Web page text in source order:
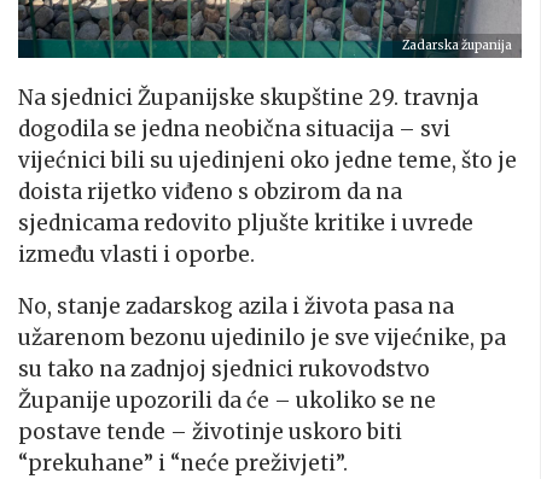
Zadarska županija
Na sjednici Županijske skupštine 29. travnja
dogodila se jedna neobična situacija – svi
vijećnici bili su ujedinjeni oko jedne teme, što je
doista rijetko viđeno s obzirom da na
sjednicama redovito pljušte kritike i uvrede
između vlasti i oporbe.
No, stanje zadarskog azila i života pasa na
užarenom bezonu ujedinilo je sve vijećnike, pa
su tako na zadnjoj sjednici rukovodstvo
Županije upozorili da će – ukoliko se ne
postave tende – životinje uskoro biti
“prekuhane” i “neće preživjeti”.